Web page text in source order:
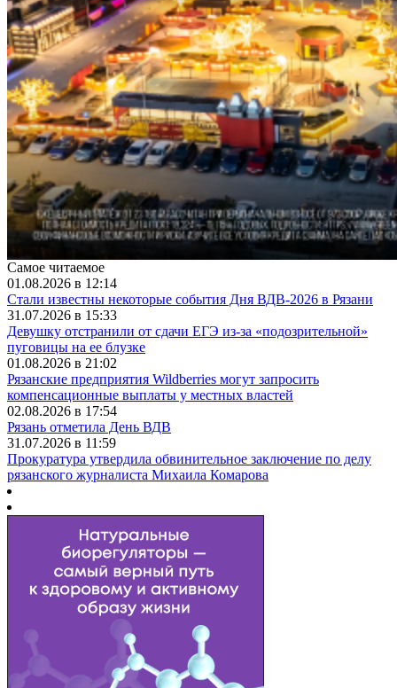
Самое читаемое
01.08.2026 в 12:14
Стали известны некоторые события Дня ВДВ-2026 в Рязани
31.07.2026 в 15:33
Девушку отстранили от сдачи ЕГЭ из-за «подозрительной»
пуговицы на ее блузке
01.08.2026 в 21:02
Рязанские предприятия Wildberries могут запросить
компенсационные выплаты у местных властей
02.08.2026 в 17:54
Рязань отметила День ВДВ
31.07.2026 в 11:59
Прокуратура утвердила обвинительное заключение по делу
рязанского журналиста Михаила Комарова